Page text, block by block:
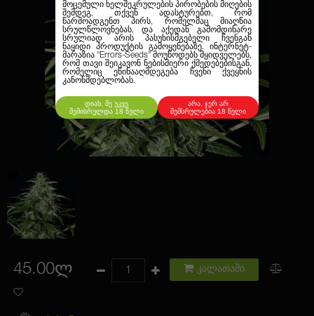
მოცემული ხელშეკრულების პირობების მიღების
შემდეგ, თქვენ ადასტურებთ, რომ
წარმოადგენთ პირს, რომელმაც მიაღწია
სრულწლოვნებას, და აქედან გამომდინარე
სრულიად არის პასუხისმგებელი ჩვენგან
ნაყიდი პროდუქტის გამოყენებაზე. ინტერნეტ-
მარაზია "Errors-Seeds" მოუწოდებს მყიდველებს,
რომ თავი შეიკავონ ნებისმიერი ქმედებებისგან,
რომელიც ეწინააღმდეგება ჩვენი ქვეყნის
კანონმდებლობას.
დიახ, მე უკვე
შემისრულდა 18 წელი
არა, ჯერ არ
შემსრულებია 18 წელი
45.00ლ კალათაში